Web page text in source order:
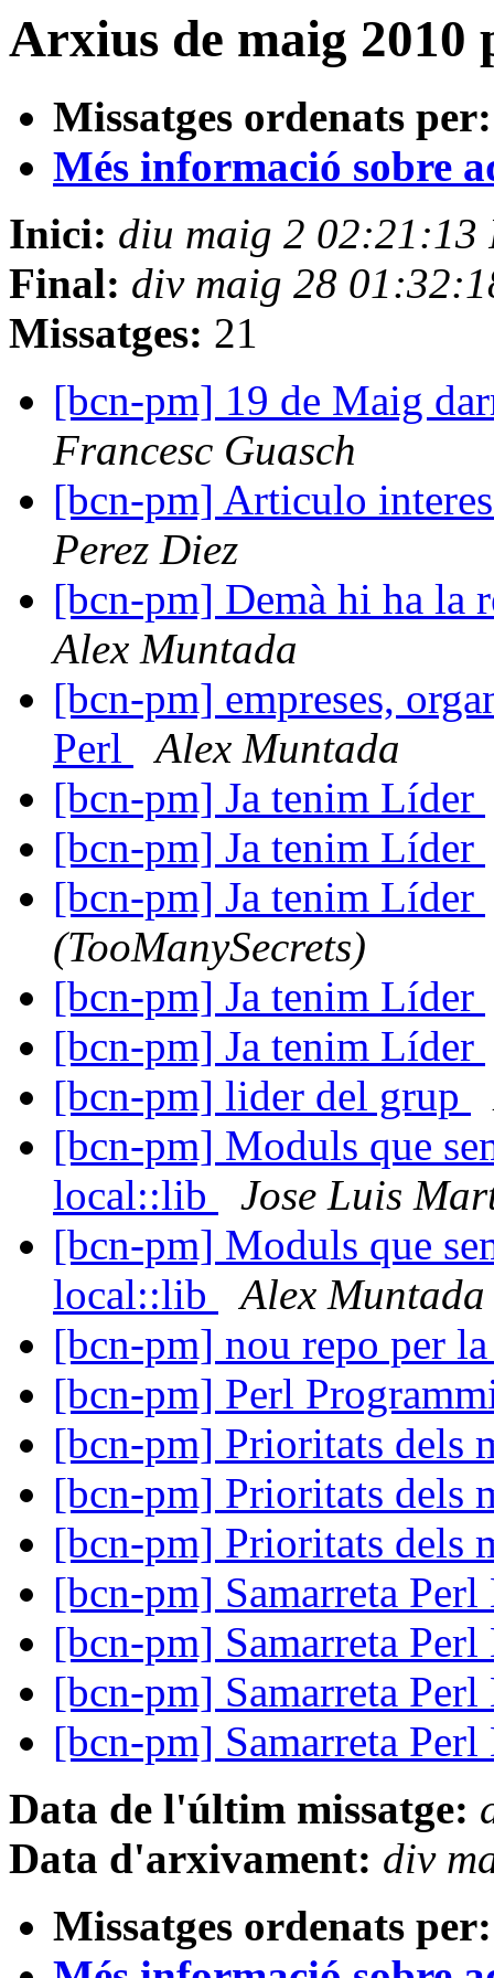
Arxius de maig 2010
Missatges ordenats per:
Més informació sobre
Inici: diu maig 2 02:21:13
Final: div maig 28
Missatges: 21
[bcn-pm] 19 de Maig
Francesc Guasch
[bcn-pm] Articulo
Perez Diez
[bcn-pm] Demà hi ha la
Alex Muntada
[bcn-pm] empreses,
Perl
Alex Muntada
[bcn-pm] Ja tenim Líder
[bcn-pm] Ja tenim Líder
[bcn-pm] Ja tenim Líder
(TooManySecrets)
[bcn-pm] Ja tenim Líder
[bcn-pm] Ja tenim Líder
[bcn-pm] lider del grup
[bcn-pm] Moduls que
local::lib
Jose Luis
[bcn-pm] Moduls que
local::lib
Alex Muntada
[bcn-pm] nou repo per
[bcn-pm] Perl
[bcn-pm] Prioritats dels
[bcn-pm] Prioritats dels
[bcn-pm] Prioritats dels
[bcn-pm] Samarreta
[bcn-pm] Samarreta
[bcn-pm] Samarreta
[bcn-pm] Samarreta
Data de l'últim missatge:
Data d'arxivament: div
Missatges ordenats per: